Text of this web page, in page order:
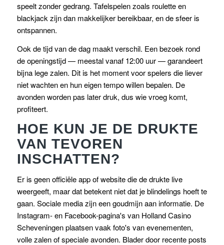
speelt zonder gedrang. Tafelspelen zoals roulette en
blackjack zijn dan makkelijker bereikbaar, en de sfeer is
ontspannen.
Ook de tijd van de dag maakt verschil. Een bezoek rond
de openingstijd — meestal vanaf 12:00 uur — garandeert
bijna lege zalen. Dit is het moment voor spelers die liever
niet wachten en hun eigen tempo willen bepalen. De
avonden worden pas later druk, dus wie vroeg komt,
profiteert.
HOE KUN JE DE DRUKTE
VAN TEVOREN
INSCHATTEN?
Er is geen officiële app of website die de drukte live
weergeeft, maar dat betekent niet dat je blindelings hoeft te
gaan. Sociale media zijn een goudmijn aan informatie. De
Instagram- en Facebook-pagina's van Holland Casino
Scheveningen plaatsen vaak foto's van evenementen,
volle zalen of speciale avonden. Blader door recente posts